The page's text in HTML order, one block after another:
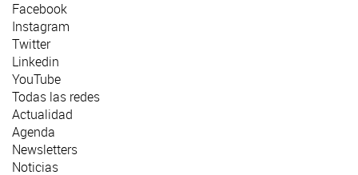
Facebook
Instagram
Twitter
Linkedin
YouTube
Todas las redes
Actualidad
Agenda
Newsletters
Noticias